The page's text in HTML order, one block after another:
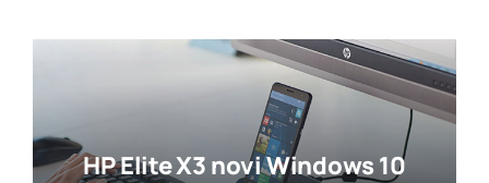
HP Elite X3 novi Windows 10